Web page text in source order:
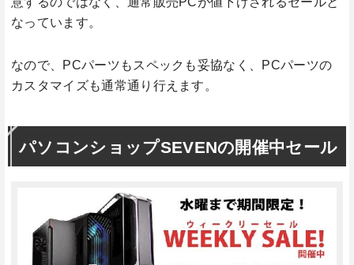
なっています。
なので、PCパーツもスペックも妥協なく、PCパーツの
カスタマイズも通常通り行えます。
パソコンショップSEVENの開催中セール